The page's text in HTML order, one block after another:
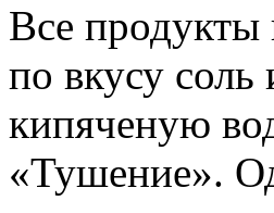
Все продукты
по вкусу
кипяченую
«Тушение».